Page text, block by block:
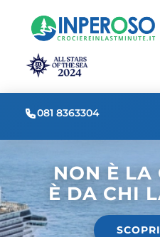
081 8363304
NON È LA
È DA CHI